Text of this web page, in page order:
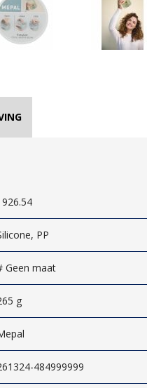
PP
Geen maat
g
484999999